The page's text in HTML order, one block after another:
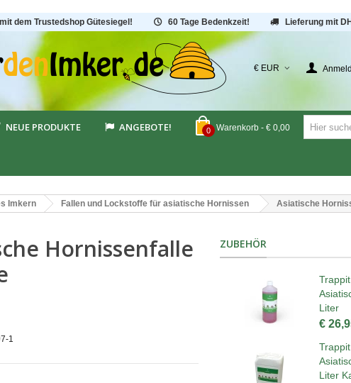
dem Trustedshop Gütesiegel!
60 Tage Bedenkzeit! Lieferung mit
€ EUR
0 Warenkorb - € 0,00
NEUE PRODUKTE ANGEBOTE!
Imkern Fallen und Lockstoffe für asiatische Hornissen Asiatische
Hornissenfalle
1
ZUBEHÖR
Liter
€
Liter